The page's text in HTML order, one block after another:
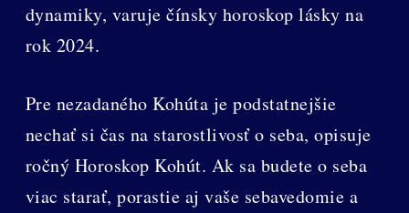
dynamiky, varuje čínsky horoskop lásky na
rok 2024.
Pre nezadaného Kohúta je podstatnejšie
nechať si čas na starostlivosť o seba, opisuje
ročný Horoskop Kohút. Ak sa budete o seba
viac starať, porastie aj vaše sebavedomie a